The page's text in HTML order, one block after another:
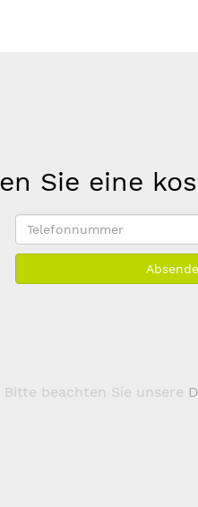
Sie eine
Telefonnummer
Bitte beachten Sie unsere